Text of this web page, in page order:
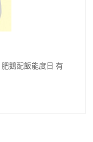
鵝配飯能度日 有